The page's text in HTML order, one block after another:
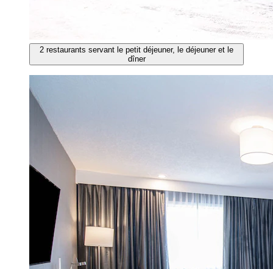
2 restaurants servant le petit déjeuner, le déjeuner et le
dîner